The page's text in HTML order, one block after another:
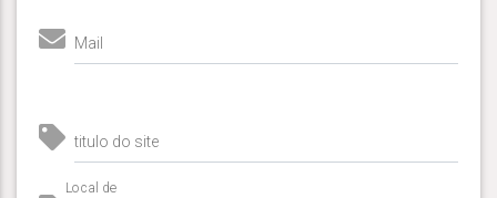
Mail
titulo do site
Local de